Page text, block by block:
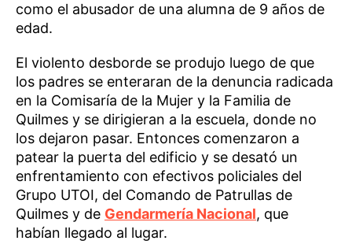
como el abusador de una alumna de 9 años de
edad.
El violento desborde se produjo luego de que
los padres se enteraran de la denuncia radicada
en la Comisaría de la Mujer y la Familia de
Quilmes y se dirigieran a la escuela, donde no
los dejaron pasar. Entonces comenzaron a
patear la puerta del edificio y se desató un
enfrentamiento con efectivos policiales del
Grupo UTOI, del Comando de Patrullas de
Quilmes y de Gendarmería Nacional, que
habían llegado al lugar.